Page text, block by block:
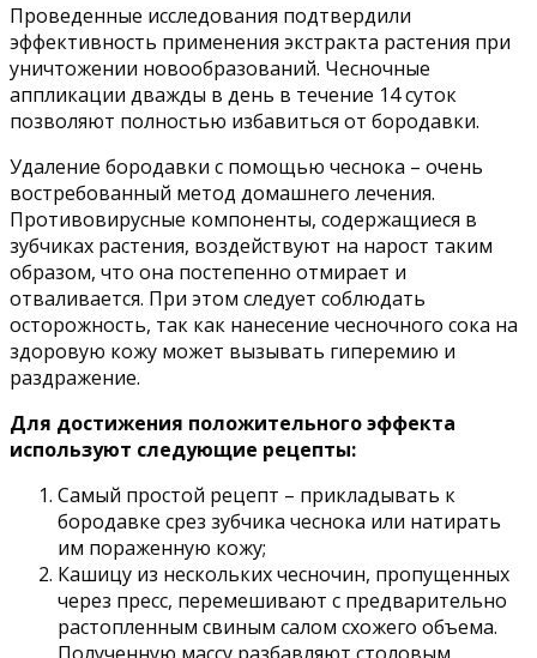
Проведенные исследования подтвердили
эффективность применения экстракта растения при
уничтожении новообразований. Чесночные
аппликации дважды в день в течение 14 суток
позволяют полностью избавиться от бородавки.
Удаление бородавки с помощью чеснока – очень
востребованный метод домашнего лечения.
Противовирусные компоненты, содержащиеся в
зубчиках растения, воздействуют на нарост таким
образом, что она постепенно отмирает и
отваливается. При этом следует соблюдать
осторожность, так как нанесение чесночного сока на
здоровую кожу может вызывать гиперемию и
раздражение.
Для достижения положительного эффекта
используют следующие рецепты:
Самый простой рецепт – прикладывать к
бородавке срез зубчика чеснока или натирать
им пораженную кожу;
Кашицу из нескольких чесночин, пропущенных
через пресс, перемешивают с предварительно
растопленным свиным салом схожего объема.
Полученную массу разбавляют столовым